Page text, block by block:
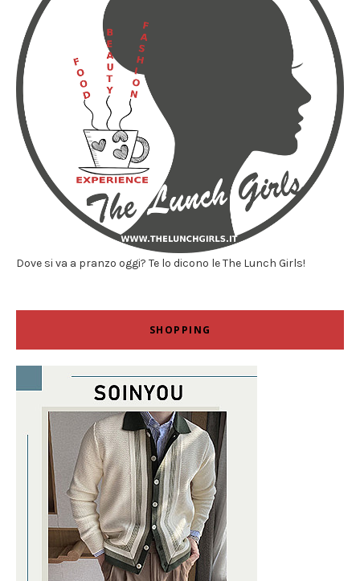
Dove si va a pranzo oggi? Te lo dicono le The Lunch Girls!
SHOPPING